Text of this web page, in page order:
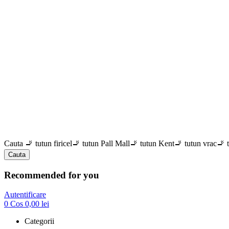
Cauta 🚬 tutun firicel🚬 tutun Pall Mall🚬 tutun Kent🚬 tutun vrac🚬
Cauta
Recommended for you
Autentificare
0 Cos 0,00 lei
Categorii